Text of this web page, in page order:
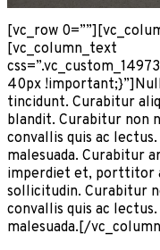
[vc_row
[vc_column_text
40px
tincidunt. Curabitur
blandit. Curabitur non
convallis quis ac
malesuada. Curabitur
imperdiet et, porttitor
sollicitudin. Curabitur
convallis quis ac
malesuada.[/